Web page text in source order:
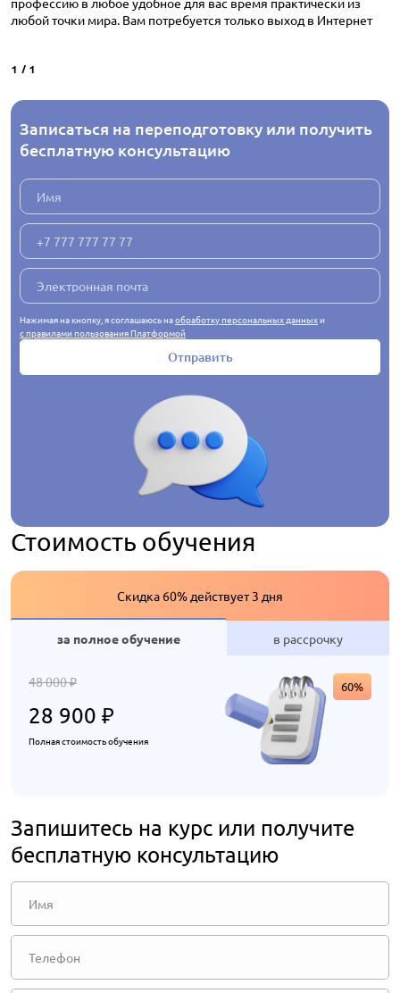
любой точки мира. Вам потребуется только выход в Интернет
1 / 1
Записаться на переподготовку или получить
бесплатную консультацию
Отправить
Нажимая на кнопку, я соглашаюсь наобработку персональных данныхи
с правилами пользования Платформой
Стоимость обучения
Скидка 60% действует 3 дня
за полное обучение в рассрочку
48 000₽
28 900 ₽
Полная стоимость обучения
60%
Запишитесь на курс или получите
бесплатную консультацию